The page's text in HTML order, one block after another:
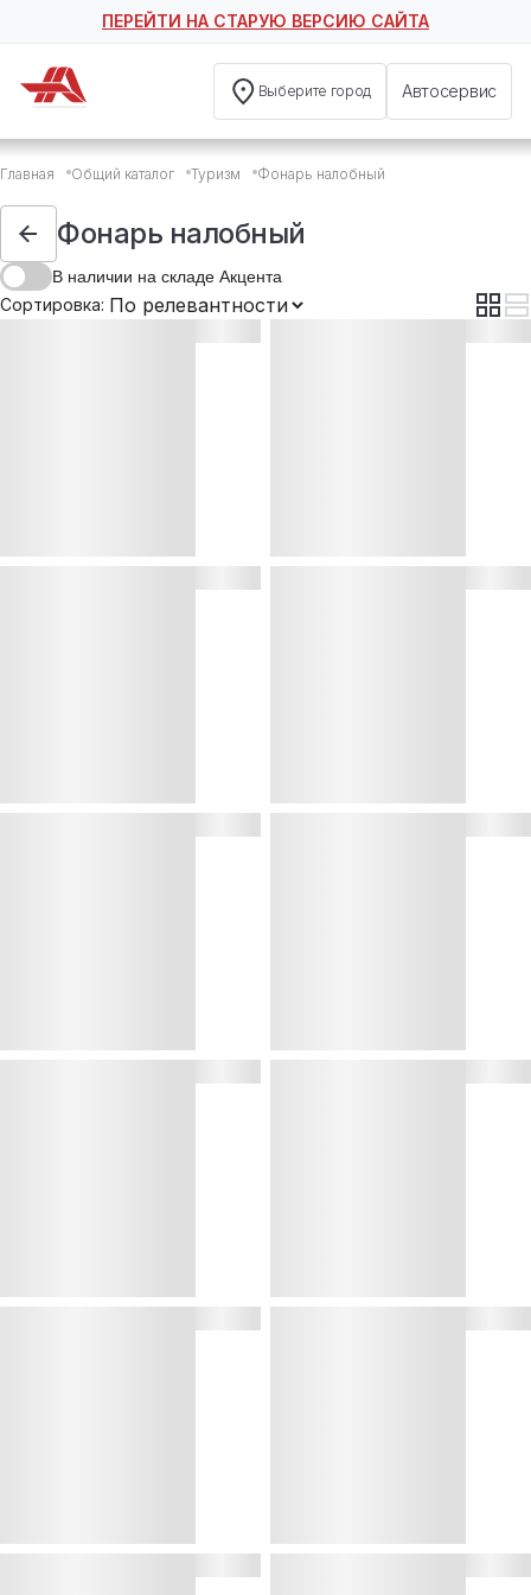
ПЕРЕЙТИ НА СТАРУЮ ВЕРСИЮ САЙТА
Выберите город Автосервис
Фонарь налобный
Фонарь налобный Airline
Фонарь налобный Helios
Фонарь налобный Helios
Фонарь налобный Helios
Фонарь налобный NISUS
Фонарь налобный NISUS
Главная Общий каталог Туризм Фонарь налобный
Фонарь налобный
В наличии на складе Акцента
Сортировка: